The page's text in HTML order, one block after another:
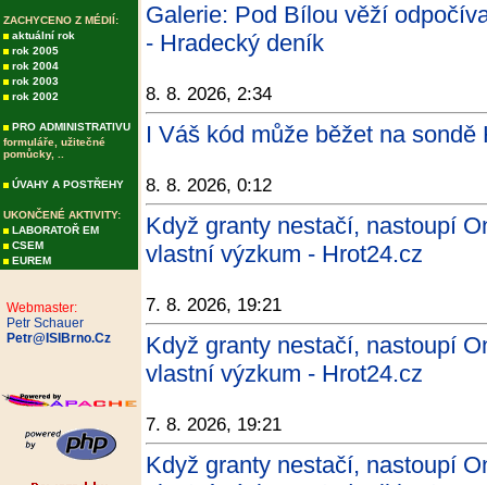
ZACHYCENO Z MÉDIÍ:
aktuální rok
rok 2005
rok 2004
rok 2003
rok 2002
PRO ADMINISTRATIVU
formuláře, užitečné
pomůcky, ..
ÚVAHY A POSTŘEHY
UKONČENÉ AKTIVITY:
LABORATOŘ EM
CSEM
EUREM
Webmaster:
Petr Schauer
Petr@ISIBrno.Cz
Galerie: Pod Bílou věží
- Hradecký deník
8. 8. 2026, 2:34
I Váš kód může běžet na sondě
8. 8. 2026, 0:12
Když granty nestačí, nastoupí
vlastní výzkum - Hrot24.cz
7. 8. 2026, 19:21
Když granty nestačí, nastoupí
vlastní výzkum - Hrot24.cz
7. 8. 2026, 19:21
Když granty nestačí, nastoupí